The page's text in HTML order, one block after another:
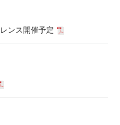
ンス開催予定